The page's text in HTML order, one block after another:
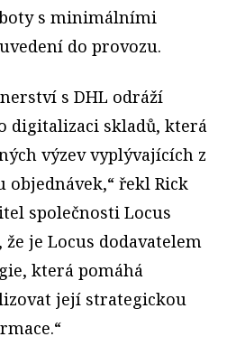
s minimálními
do provozu.
s DHL odráží
digitalizaci skladů, která
výzev vyplývajících z
řekl Rick
společnosti Locus
že je Locus dodavatelem
která pomáhá
její strategickou